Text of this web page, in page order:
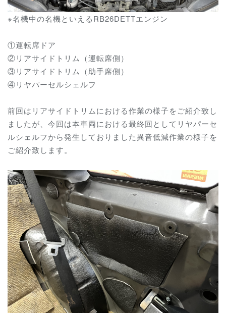
※名機中の名機といえるRB26DETTエンジン
①運転席ドア
②リアサイドトリム（運転席側）
③リアサイドトリム（助手席側）
④リヤパーセルシェルフ
前回はリアサイドトリムにおける作業の様子をご紹介致し
ましたが、今回は本車両における最終回としてリヤパーセ
ルシェルフから発生しておりました異音低減作業の様子を
ご紹介致します。